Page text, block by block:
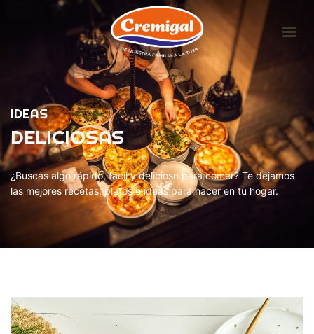
HOME
LA EMPRESA
PRODUCTOS
IDEAS DELICIOSAS
CONTACTO
IDEAS
DELICIOSAS
¿Buscás algo rápido, fácil y delicioso para comer? Te dejamos
las mejores recetas, platos e ideas para hacer en tu hogar.